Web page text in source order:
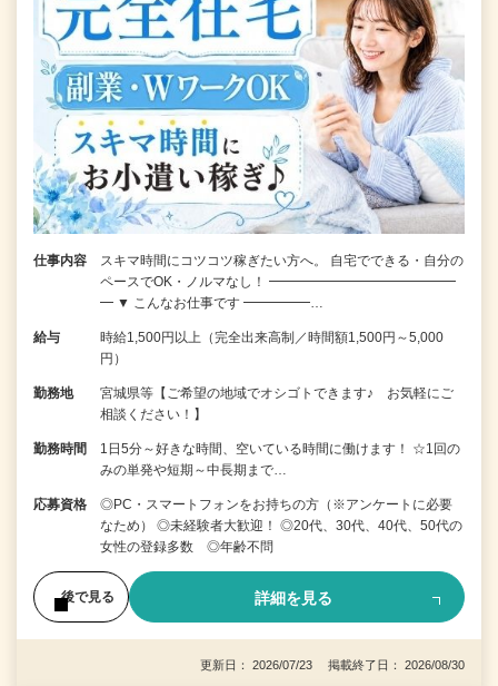
仕事内容
スキマ時間にコツコツ稼ぎたい方へ。 自宅でできる・自分の
ペースでOK・ノルマなし！ ━━━━━━━━━━━━━━
━ ▼ こんなお仕事です ━━━━━…
給与
時給1,500円以上（完全出来高制／時間額1,500円～5,000
円）
勤務地
宮城県等【ご希望の地域でオシゴトできます♪ お気軽にご
相談ください！】
勤務時間
1日5分～好きな時間、空いている時間に働けます！ ☆1回の
みの単発や短期～中長期まで…
応募資格
◎PC・スマートフォンをお持ちの方（※アンケートに必要
なため） ◎未経験者大歓迎！ ◎20代、30代、40代、50代の
女性の登録多数 ◎年齢不問
後で見る 詳細を見る
更新日： 2026/07/23 掲載終了日： 2026/08/30